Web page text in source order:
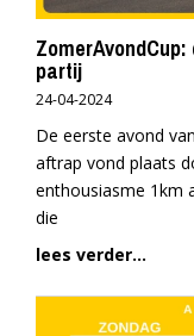
partij
24-04-2024
De eerste avond
aftrap vond plaats
enthousiasme 1km
die
lees verder...